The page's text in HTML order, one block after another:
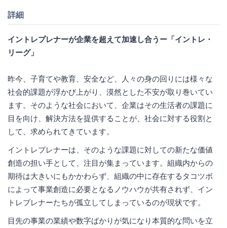
詳細
イントレプレナーが企業を超えて加速し合うー「イントレ・
リーグ」
昨今、子育てや教育、安全など、人々の身の回りには様々な
社会的課題が浮かび上がり、漠然とした不安が取り巻いてい
ます。そのような社会において、企業はその生活者の課題に
目を向け、解決方法を提供することが、社会に対する役割と
して、求められてきています。
イントレプレナーは、そのような課題に対しての新たな価値
創造の担い手として、注目が集まっています。組織内からの
期待は大きいにもかかわらず、組織の中に存在するタコツボ
によって事業創造に必要となるノウハウが共有されず、イン
トレプレナーたちが孤立してしまっているのが現状です。
目先の事業の業績や数字ばかりが気になり本質的な問いを立